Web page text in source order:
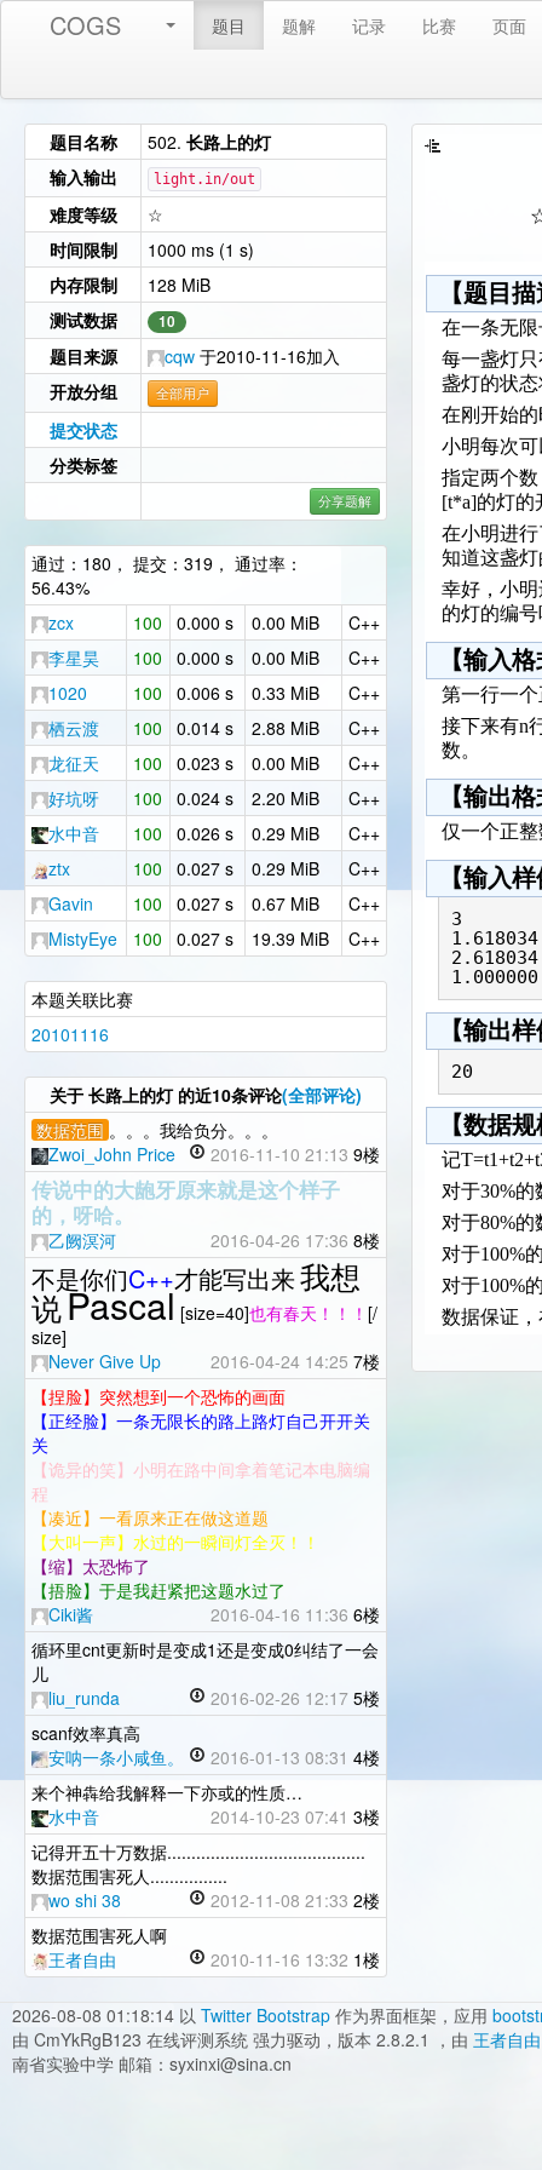
COGS 题目 题解 记录 比赛 页面
题目名称 502. 长路上的灯
输入输出
light.in/out
难度等级
☆
时间限制
1000 ms (1 s)
内存限制
128 MiB
测试数据
10
题目来源 cqw 于2010-11-16加入
开放分组
全部用户
提交状态
分类标签
分享题解
通过：180， 提交：319， 通过率：
56.43%
zcx
100 0.000 s 0.00 MiB
C++
李星昊
100 0.000 s 0.00 MiB
C++
1020
100 0.006 s 0.33 MiB
C++
栖云渡
100 0.014 s 2.88 MiB
C++
龙征天
100 0.023 s 0.00 MiB
C++
好坑呀
100 0.024 s 2.20 MiB
C++
水中音
100 0.026 s 0.29 MiB
C++
ztx
100 0.027 s 0.29 MiB
C++
Gavin
100 0.027 s 0.67 MiB
C++
‎MistyEye
100 0.027 s 19.39 MiB C++
本题关联比赛
20101116
关于 长路上的灯的近10条评论(全部评论)
数据范围 。。。我给负分。。。
Zwoi_John Price
2016-11-10 21:13 9楼
传说中的大龅牙原来就是这个样子
的，呀哈。
乙阙溟河 2016-04-26 17:36 8楼
不是你们C++才能写出来我想
说Pascal [size=40]也有春天！！！ [/
size]
Never Give Up
2016-04-24 14:25 7楼
【捏脸】突然想到一个恐怖的画面
【正经脸】一条无限长的路上路灯自己开开关
关
【诡异的笑】小明在路中间拿着笔记本电脑编
程
【凑近】一看原来正在做这道题
【大叫一声】水过的一瞬间灯全灭！！
【缩】太恐怖了
【捂脸】于是我赶紧把这题水过了
Ciki酱
2016-04-16 11:36 6楼
循环里cnt更新时是变成1还是变成0纠结了一会
儿
liu_runda
2016-02-26 12:17 5楼
scanf效率真高
安呐一条小咸鱼。
2016-01-13 08:31 4楼
来个神犇给我解释一下亦或的性质…
水中音
2014-10-23 07:41 3楼
记得开五十万数据.........................................
数据范围害死人................
wo shi 38
2012-11-08 21:33 2楼
数据范围害死人啊
王者自由
2010-11-16 13:32 1楼
【题目
在一条无
每一盏灯
盏灯的状
在刚开始
小明每次
指定两个
[t*a]的灯的
在小明进
知道这盏
幸好，小
的灯的编
【输入
第一行一
接下来有n
数。
【输出
仅一个正
【输入
3
【输出
【数据
记
对于30%的
对于80%的
对于100%
对于100%
数据保证
2026-08-08 01:18:14 以 Twitter Bootstrap 作为界面框架，应用
由 CmYkRgB123 在线评测系统 强力驱动，版本 2.8.2.1 ，由 王者自由
南省实验中学 邮箱：syxinxi@sina.cn